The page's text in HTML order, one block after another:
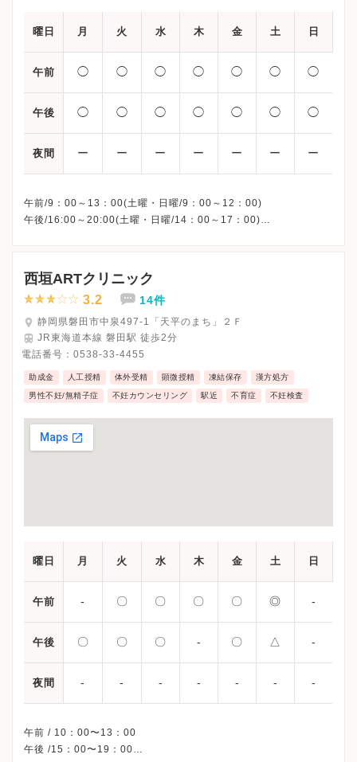
曜日 月 火 水 木 金 土 日
午前 ◯ ◯ ◯ ◯ ◯ ◯ ◯
午後 ◯ ◯ ◯ ◯ ◯ ◯ ◯
夜間 ー ー ー ー ー ー ー
午前/9：00～13：00(土曜・日曜/9：00～12：00)
午後/16:00～20:00(土曜・日曜/14：00～17：00)
西垣ARTクリニック
3.2 14件
静岡県磐田市中泉497-1「天平のまち」２Ｆ
JR東海道本線 磐田駅 徒歩2分
電話番号： 0538-33-4455
助成金 人工授精 体外受精 顕微授精 凍結保存 漢方処方
男性不妊/無精子症 不妊カウンセリング 駅近 不育症 不妊検査
曜日 月 火 水 木 金 土 日
午前 - 〇 〇 〇 〇 ◎ -
午後 〇 〇 〇 - 〇 △ -
夜間 - - - - - - -
午前 / 10：00〜13：00
午後 /15：00〜19：00